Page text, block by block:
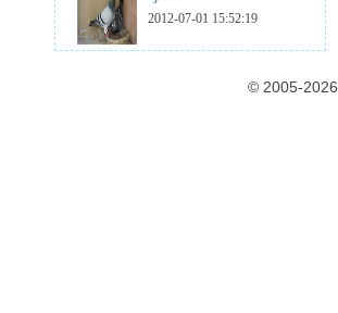
2012-07-01 15:52:19
© 2005-2026